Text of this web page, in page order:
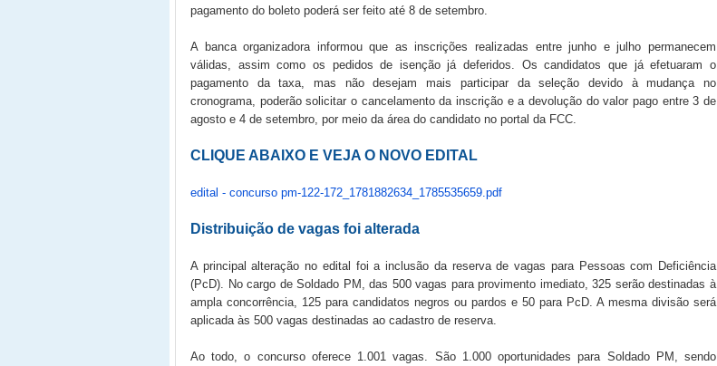
pagamento do boleto poderá ser feito até 8 de setembro.
A banca organizadora informou que as inscrições realizadas entre junho e julho permanecem
válidas, assim como os pedidos de isenção já deferidos. Os candidatos que já efetuaram o
pagamento da taxa, mas não desejam mais participar da seleção devido à mudança no
cronograma, poderão solicitar o cancelamento da inscrição e a devolução do valor pago entre 3 de
agosto e 4 de setembro, por meio da área do candidato no portal da FCC.
CLIQUE ABAIXO E VEJA O NOVO EDITAL
edital - concurso pm-122-172_1781882634_1785535659.pdf
Distribuição de vagas foi alterada
A principal alteração no edital foi a inclusão da reserva de vagas para Pessoas com Deficiência
(PcD). No cargo de Soldado PM, das 500 vagas para provimento imediato, 325 serão destinadas à
ampla concorrência, 125 para candidatos negros ou pardos e 50 para PcD. A mesma divisão será
aplicada às 500 vagas destinadas ao cadastro de reserva.
Ao todo, o concurso oferece 1.001 vagas. São 1.000 oportunidades para Soldado PM, sendo